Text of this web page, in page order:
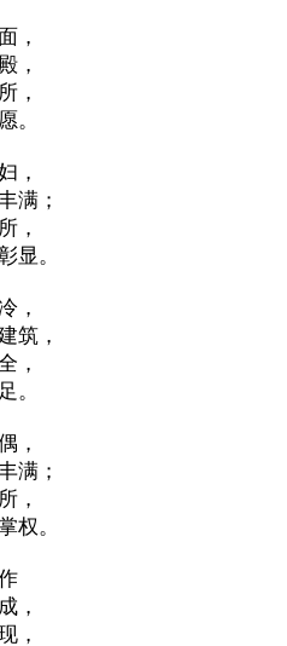
，
，
，
。
，
满；
，
显。
，
筑，
，
。
，
满；
，
权。
，
，